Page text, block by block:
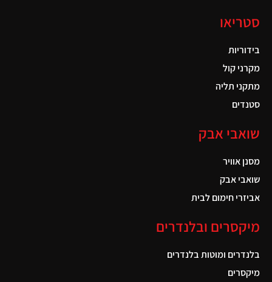
סטריאו
בידוריות
מקרני קול
מתקני תליה
סטנדים
שואבי אבק
מסנן אוויר
שואבי אבק
אביזרי חימום לבית
מיקסרים ובלנדרים
בלנדרים ומוטות בלנדרים
מיקסרים